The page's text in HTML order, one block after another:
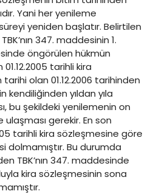
Yani her yenileme
yeniden başlatır. Belirtilen
347. maddesinin 1.
öngörülen hükmün
tarihli kira
olan 01.12.2006 tarihinden
yıldan yıla
bu şekildeki yenilemenin on
ulaşması gerekir. En son
tarihli kira sözleşmesine göre
dolmamıştır. Bu durumda
TBK’nın 347. maddesinde
kira sözleşmesinin sona